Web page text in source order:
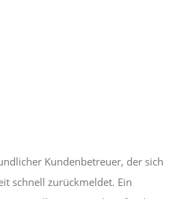
Kundenbetreuer, der sich
schnell zurückmeldet. Ein